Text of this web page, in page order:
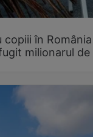
copiii în
milionarul de